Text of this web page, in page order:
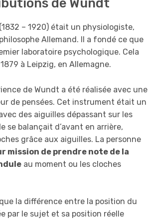
(1832 – 1920) était un physiologiste,
Allemand. Il a fondé ce que
laboratoire psychologique. Cela
à Leipzig, en Allemagne.
de Wundt a été réalisée avec une
de pensées. Cet instrument était un
des aiguilles dépassant sur les
se balançait d’avant en arrière,
grâce aux aiguilles. La personne
mission de prendre note de la
au moment ou les cloches
la différence entre la position du
par le sujet et sa position réelle